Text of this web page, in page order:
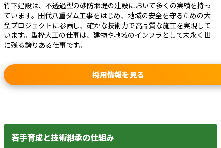
竹下建設は、不透過型の砂防堰堤の建設において多くの実績を持っ
ています。田代八重ダム工事をはじめ、地域の安全を守るための大
型プロジェクトに参画し、確かな技術力で高品質な施工を実現して
います。型枠大工の仕事は、建物や地域のインフラとして末永く世
に残る誇りある仕事です。
採用情報を見る
若手育成と技術継承の仕組み